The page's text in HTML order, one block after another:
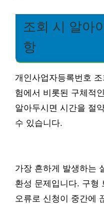
조회 시 알아
항
개인사업자등록번호
험에서 비롯된 구체적
알아두시면 시간을 절
수 있습니다.
가장 흔하게 발생하는
환성 문제입니다. 구형
오류로 신청이 중간에